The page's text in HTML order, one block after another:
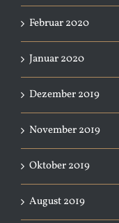
Februar 2020
Januar 2020
Dezember 2019
November 2019
Oktober 2019
August 2019